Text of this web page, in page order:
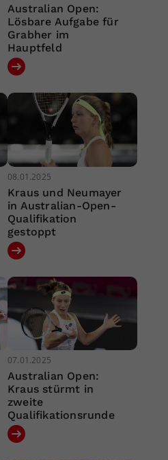
Australian Open:
Lösbare Aufgabe für
Grabher im
Hauptfeld
08.01.2025
Kraus und Neumayer
in Australian-Open-
Qualifikation
gestoppt
07.01.2025
Australian Open:
Kraus stürmt in
zweite
Qualifikationsrunde